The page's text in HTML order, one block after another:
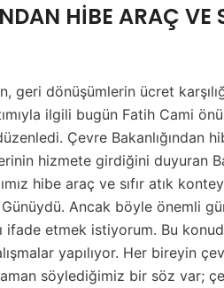
HİBE ARAÇ VE
geri dönüşümlerin ücret
ilgili bugün Fatih Cami
Çevre Bakanlığından
hizmete girdiğini duyuran
hibe araç ve sıfır atık
Ancak böyle önemli
ifade etmek istiyorum. Bu
yapılıyor. Her bireyin
söylediğimiz bir söz var;